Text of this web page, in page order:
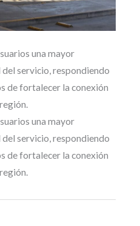
una mayor
servicio, respondiendo
de fortalecer la conexión
una mayor
servicio, respondiendo
de fortalecer la conexión